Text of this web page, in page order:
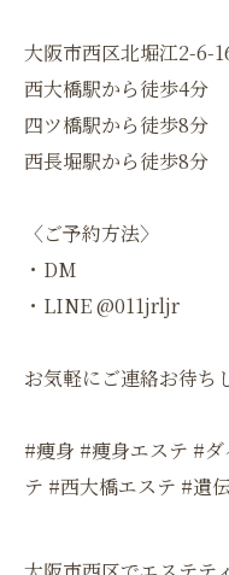
大阪市西区北堀江2-6-
西大橋駅から徒歩4分
四ツ橋駅から徒歩8分
西長堀駅から徒歩8分
〈ご予約方法〉
・DM
・LINE @011jrljr
お気軽にご連絡お待ち
#痩身 #痩身エステ #
テ #西大橋エステ #遺